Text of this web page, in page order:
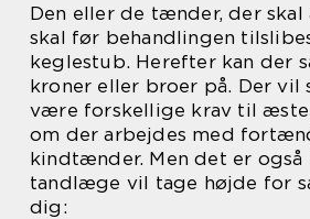
Den eller de tænder, der skal
skal før behandlingen
keglestub. Herefter kan der
kroner eller broer på. Der vil
være forskellige krav til
om der arbejdes med
kindtænder. Men det er også
tandlæge vil tage højde for
dig: